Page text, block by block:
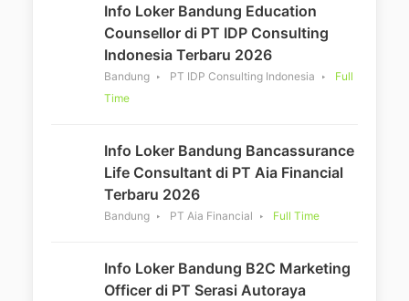
Info Loker Bandung Education
Counsellor di PT IDP Consulting
Indonesia Terbaru 2026
Bandung PT IDP Consulting Indonesia
Full
Time
Info Loker Bandung Bancassurance
Life Consultant di PT Aia Financial
Terbaru 2026
Bandung PT Aia Financial Full Time
Info Loker Bandung B2C Marketing
Officer di PT Serasi Autoraya